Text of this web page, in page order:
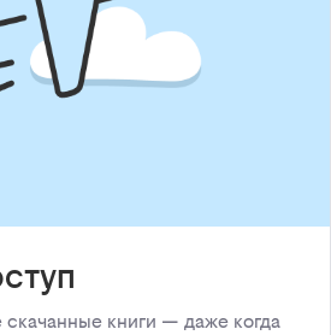
скачанные книги — даже когда